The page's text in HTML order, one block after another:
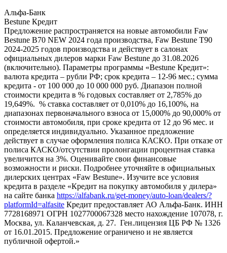
Альфа-Банк
Bestune Кредит
Предложение распространяется на новые автомобили Faw
Bestune B70 NEW 2024 года производства, Faw Bestune T90
2024-2025 годов производства и действует в салонах
официальных дилеров марки Faw Bestune до 31.08.2026
(включительно). Параметры программы «Bestune Кредит»:
валюта кредита – рубли РФ; срок кредита – 12-96 мес.; сумма
кредита - от 100 000 до 10 000 000 руб. Диапазон полной
стоимости кредита в % годовых составляет от 2,785% до
19,649%. % ставка составляет от 0,010% до 16,100%, на
диапазонах первоначального взноса от 15,000% до 90,000% от
стоимости автомобиля, при сроке кредита от 12 до 96 мес. и
определяется индивидуально. Указанное предложение
действует в случае оформления полиса КАСКО. При отказе от
полиса КАСКО/отсутствии пролонгации процентная ставка
увеличится на 3%. Оценивайте свои финансовые
возможности и риски. Подробнее уточняйте в официальных
дилерских центрах «Faw Bestune». Изучите все условия
кредита в разделе «Кредит на покупку автомобиля у дилера»
на сайте банка https://alfabank.ru/get-money/auto-loan/dealers/?
platformId=alfasite Кредит предоставляет АО Альфа-Банк. ИНН
7728168971 ОГРН 1027700067328 место нахождение 107078, г.
Москва, ул. Каланчевская, д. 27. Ген.лицензия ЦБ РФ № 1326
от 16.01.2015. Предложение ограничено и не является
публичной офертой.»